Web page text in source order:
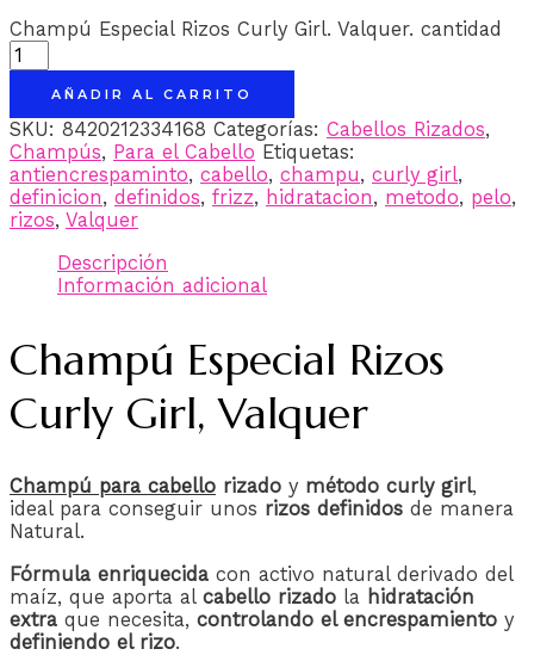
Champú Especial Rizos Curly Girl. Valquer. cantidad
AÑADIR AL CARRITO
SKU: 8420212334168 Categorías: Cabellos Rizados,
Champús, Para el Cabello Etiquetas:
antiencrespaminto, cabello, champu, curly girl,
definicion, definidos, frizz, hidratacion, metodo, pelo,
rizos, Valquer
Descripción
Información adicional
Champú Especial Rizos
Curly Girl, Valquer
Champú para cabello rizado y método curly girl,
ideal para conseguir unos rizos definidos de manera
Natural.
Fórmula enriquecida con activo natural derivado del
maíz, que aporta al cabello rizado la hidratación
extra que necesita, controlando el encrespamiento y
definiendo el rizo.